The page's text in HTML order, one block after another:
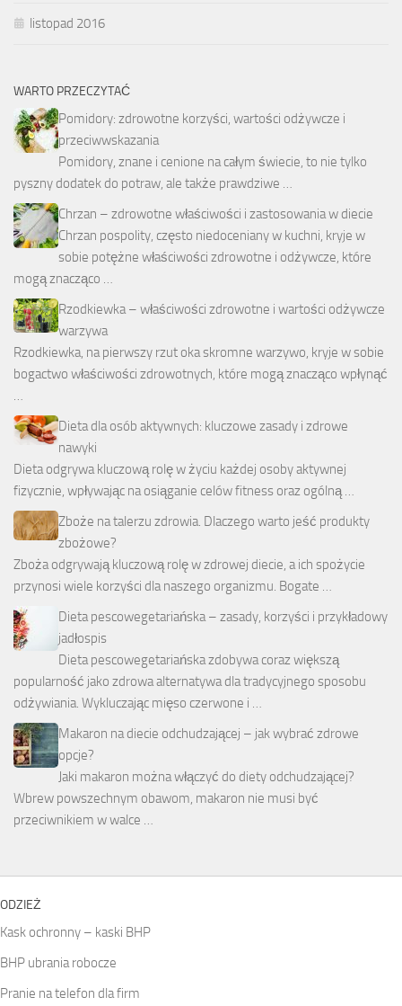
listopad 2016
WARTO PRZECZYTAĆ
Pomidory: zdrowotne korzyści, wartości odżywcze i
przeciwwskazania
Pomidory, znane i cenione na całym świecie, to nie tylko
pyszny dodatek do potraw, ale także prawdziwe …
Chrzan – zdrowotne właściwości i zastosowania w diecie
Chrzan pospolity, często niedoceniany w kuchni, kryje w
sobie potężne właściwości zdrowotne i odżywcze, które
mogą znacząco …
Rzodkiewka – właściwości zdrowotne i wartości odżywcze
warzywa
Rzodkiewka, na pierwszy rzut oka skromne warzywo, kryje w sobie
bogactwo właściwości zdrowotnych, które mogą znacząco wpłynąć
…
Dieta dla osób aktywnych: kluczowe zasady i zdrowe
nawyki
Dieta odgrywa kluczową rolę w życiu każdej osoby aktywnej
fizycznie, wpływając na osiąganie celów fitness oraz ogólną …
Zboże na talerzu zdrowia. Dlaczego warto jeść produkty
zbożowe?
Zboża odgrywają kluczową rolę w zdrowej diecie, a ich spożycie
przynosi wiele korzyści dla naszego organizmu. Bogate …
Dieta pescowegetariańska – zasady, korzyści i przykładowy
jadłospis
Dieta pescowegetariańska zdobywa coraz większą
popularność jako zdrowa alternatywa dla tradycyjnego sposobu
odżywiania. Wykluczając mięso czerwone i …
Makaron na diecie odchudzającej – jak wybrać zdrowe
opcje?
Jaki makaron można włączyć do diety odchudzającej?
Wbrew powszechnym obawom, makaron nie musi być
przeciwnikiem w walce …
ODZIEŻ
Kask ochronny – kaski BHP
BHP ubrania robocze
Pranie na telefon dla firm